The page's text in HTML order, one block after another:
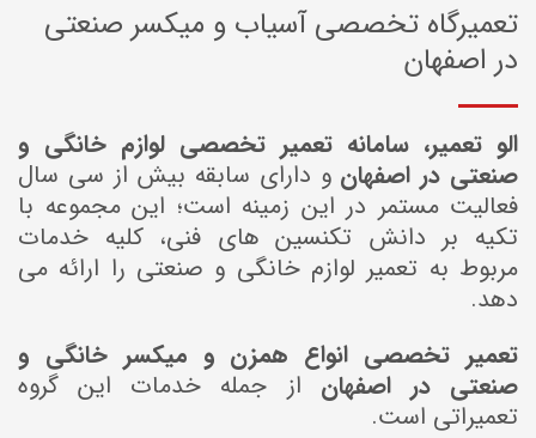
تعمیرگاه تخصصی آسیاب و میکسر صنعتی
در اصفهان
الو تعمیر، سامانه تعمیر تخصصی لوازم خانگی و
صنعتی در اصفهان و دارای سابقه بیش از سی سال
فعالیت مستمر در این زمینه است؛ این مجموعه با
تکیه بر دانش تکنسین های فنی، کلیه خدمات
مربوط به تعمیر لوازم خانگی و صنعتی را ارائه می
دهد.
تعمیر تخصصی انواع همزن و میکسر خانگی و
صنعتی در اصفهان از جمله خدمات این گروه
تعمیراتی است.